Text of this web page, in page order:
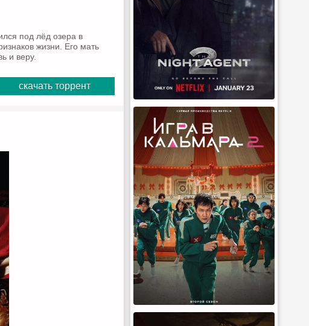
под лёд озера в
жизни. Его мать
и веру.
скачать торрент